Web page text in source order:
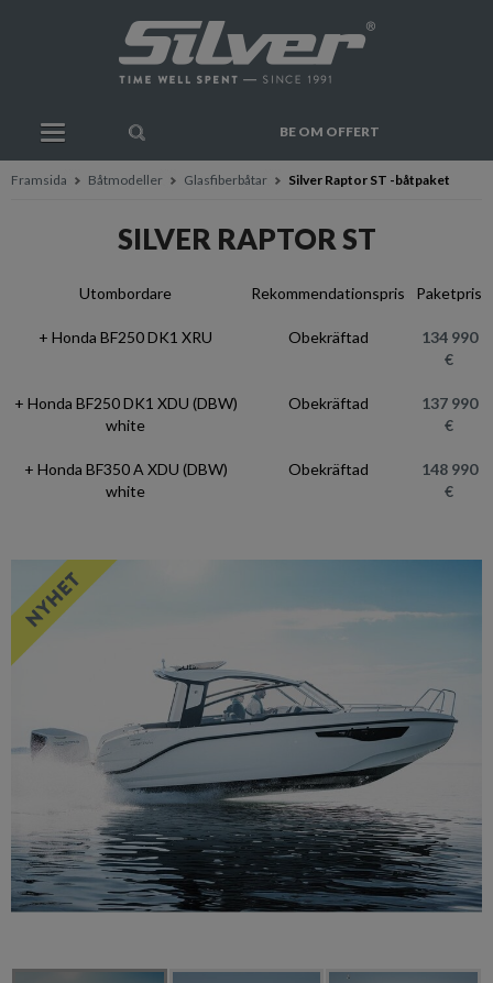
BE OM OFFERT
Framsida Båtmodeller Glasfiberbåtar Silver Raptor ST -båtpaket
SILVER RAPTOR ST
Utombordare Rekommendationspris Paketpris
+ Honda BF250 DK1 XRU Obekräftad
134 990
€
+ Honda BF250 DK1 XDU (DBW)
white
Obekräftad
137 990
€
+ Honda BF350 A XDU (DBW)
white
Obekräftad
148 990
€